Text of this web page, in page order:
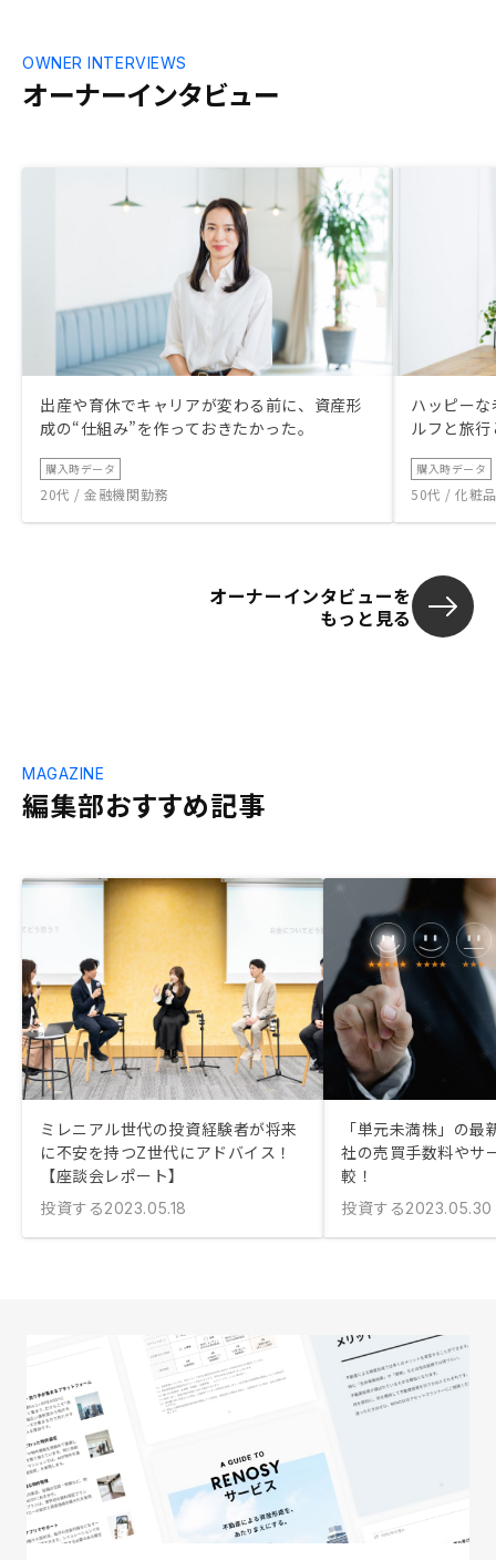
オーナーインタビュー
OWNER INTERVIEWS
出産や育休でキャリアが変わる前に、資産形
成の“仕組み”を作っておきたかった。
購入時データ
20代 / 金融機関勤務
ハッピー
ルフと旅
購入時データ
50代 / 化粧
オーナーインタビューを
もっと見る
編集部おすすめ記事
MAGAZINE
ミレニアル世代の投資経験者が将来
に不安を持つZ世代にアドバイス！
【座談会レポート】
投資する2023.05.18
「単元未満株」の
社の売買手数料やサ
較！
投資する2023.05.30